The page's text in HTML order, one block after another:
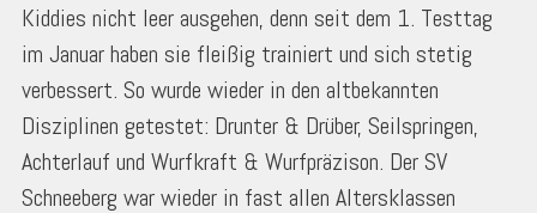
Kiddies nicht leer ausgehen, denn seit dem 1. Testtag
im Januar haben sie fleißig trainiert und sich stetig
verbessert. So wurde wieder in den altbekannten
Disziplinen getestet: Drunter & Drüber, Seilspringen,
Achterlauf und Wurfkraft & Wurfpräzison. Der SV
Schneeberg war wieder in fast allen Altersklassen